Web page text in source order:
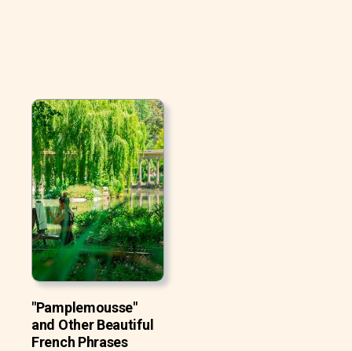
"Pamplemousse"
and Other Beautiful
French Phrases